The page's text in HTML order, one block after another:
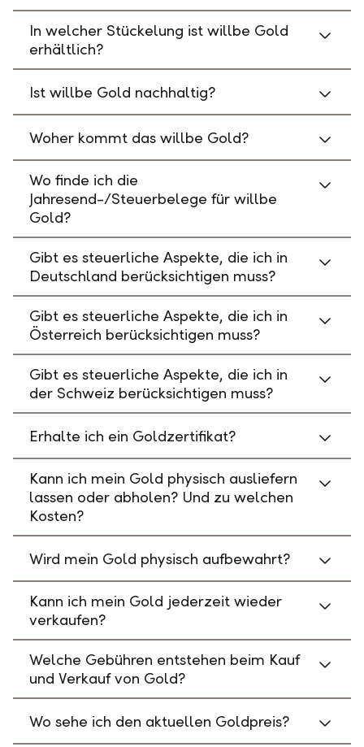
In welcher Stückelung ist willbe Gold
erhältlich?
Ist willbe Gold nachhaltig?
Woher kommt das willbe Gold?
Wo finde ich die
Jahresend-/Steuerbelege für willbe
Gold?
Gibt es steuerliche Aspekte, die ich in
Deutschland berücksichtigen muss?
Gibt es steuerliche Aspekte, die ich in
Österreich berücksichtigen muss?
Gibt es steuerliche Aspekte, die ich in
der Schweiz berücksichtigen muss?
Erhalte ich ein Goldzertifikat?
Kann ich mein Gold physisch ausliefern
lassen oder abholen? Und zu welchen
Kosten?
Wird mein Gold physisch aufbewahrt?
Kann ich mein Gold jederzeit wieder
verkaufen?
Welche Gebühren entstehen beim Kauf
und Verkauf von Gold?
Wo sehe ich den aktuellen Goldpreis?